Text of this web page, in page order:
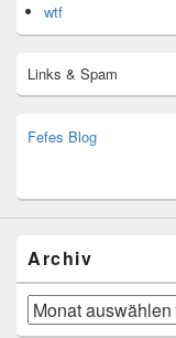
wtf
Links & Spam
Fefes Blog
Archiv
Archiv